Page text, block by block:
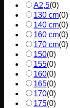
A2,5(0)
130 cm(0)
140 cm(0)
160 cm(0)
170 cm(0)
150(0)
155(0)
160(0)
165(0)
170(0)
175(0)